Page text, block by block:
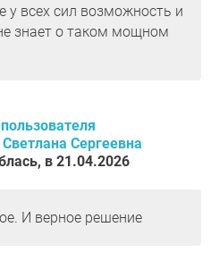
у всех сил возможность и
знает о таком мощном
Сергеевна
в 21.04.2026
И верное решение